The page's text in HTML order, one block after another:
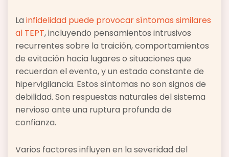
La infidelidad puede provocar síntomas similares
al TEPT, incluyendo pensamientos intrusivos
recurrentes sobre la traición, comportamientos
de evitación hacia lugares o situaciones que
recuerdan el evento, y un estado constante de
hipervigilancia. Estos síntomas no son signos de
debilidad. Son respuestas naturales del sistema
nervioso ante una ruptura profunda de
confianza.
Varios factores influyen en la severidad del